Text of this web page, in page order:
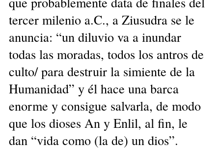
tercer milenio a.C., a Ziusudra se le
anuncia: “un diluvio va a inundar
todas las moradas, todos los antros de
culto/ para destruir la simiente de la
Humanidad” y él hace una barca
enorme y consigue salvarla, de modo
que los dioses An y Enlil, al fin, le
dan “vida como (la de) un dios”.